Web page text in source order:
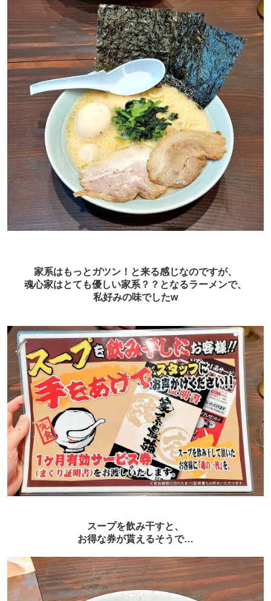
家系はもっとガツン！と来る感じなのですが、
魂心家はとても優しい家系？？となるラーメンで、
私好みの味でしたw
スープを飲み干すと、
お得な券が貰えるそうで…